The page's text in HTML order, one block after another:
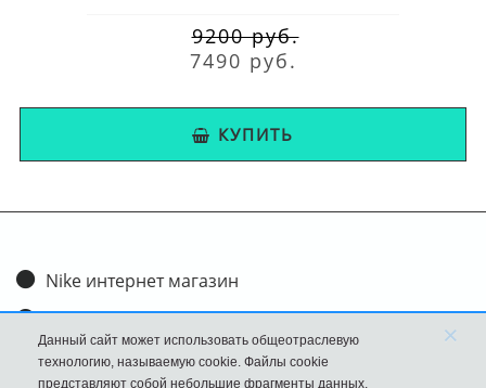
9200 руб.
7490 руб.
КУПИТЬ
Nike интернет магазин
Доставка и оплата
Обмен и возврат
Данный сайт может использовать общеотраслевую
технологию, называемую cookie. Файлы cookie
представляют собой небольшие фрагменты данных,
×